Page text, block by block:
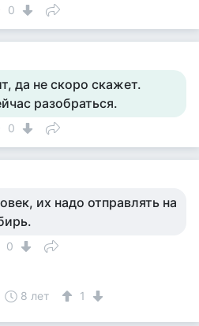
0
да не скоро скажет.
разобраться.
0
их надо отправлять на
0
8 лет 1